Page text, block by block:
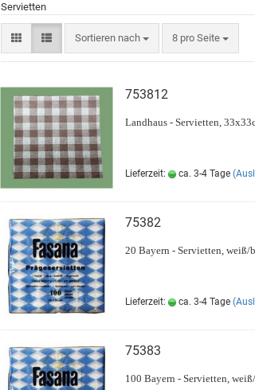
Servietten
Sortieren nach 8 pro Seite
753812
Landhaus - Servietten,
Lieferzeit: ca. 3-4 Tage
75382
20 Bayern - Servietten, weiß/
Lieferzeit: ca. 3-4 Tage
75383
100 Bayern - Servietten,